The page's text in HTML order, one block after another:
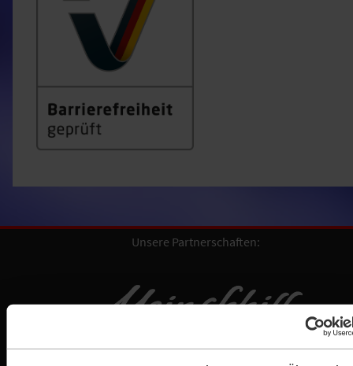
Unsere Partnerschaften: